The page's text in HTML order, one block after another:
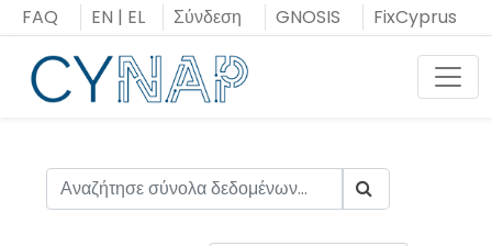
Μεταπήδηση
στο
περιεχόμενο
FAQ EN | EL Σύνδεση GNOSIS FixCyprus